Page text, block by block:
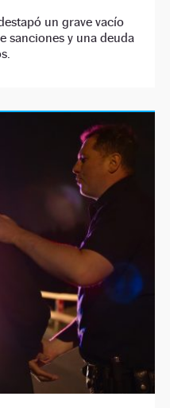
un grave vacío
sanciones y una deuda